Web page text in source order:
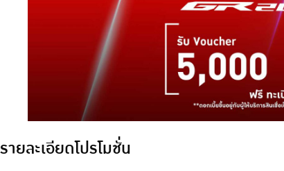
รายละเอียดโปรโมชั่น